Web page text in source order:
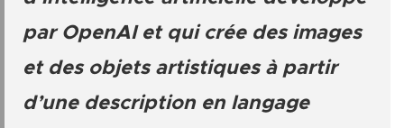
par OpenAI et qui crée des images
et des objets artistiques à partir
d’une description en langage